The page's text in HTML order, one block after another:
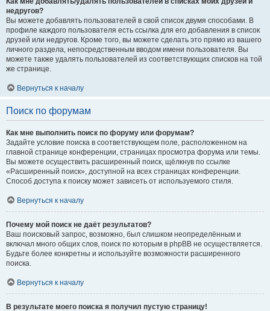
недругов?
Вы можете добавлять пользователей в свой список двумя способами. В
профиле каждого пользователя есть ссылка для его добавления в список
друзей или недругов. Кроме того, вы можете сделать это прямо из вашего
личного раздела, непосредственным вводом имени пользователя. Вы
можете также удалять пользователей из соответствующих списков на той
же странице.
Вернуться к началу
Поиск по форумам
Как мне выполнить поиск по форуму или форумам?
Задайте условие поиска в соответствующем поле, расположенном на
главной странице конференции, страницах просмотра форума или темы.
Вы можете осуществить расширенный поиск, щёлкнув по ссылке
«Расширенный поиск», доступной на всех страницах конференции.
Способ доступа к поиску может зависеть от используемого стиля.
Вернуться к началу
Почему мой поиск не даёт результатов?
Ваш поисковый запрос, возможно, был слишком неопределённым и
включал много общих слов, поиск по которым в phpBB не осуществляется.
Будьте более конкретны и используйте возможности расширенного
поиска.
Вернуться к началу
В результате моего поиска я получил пустую страницу!